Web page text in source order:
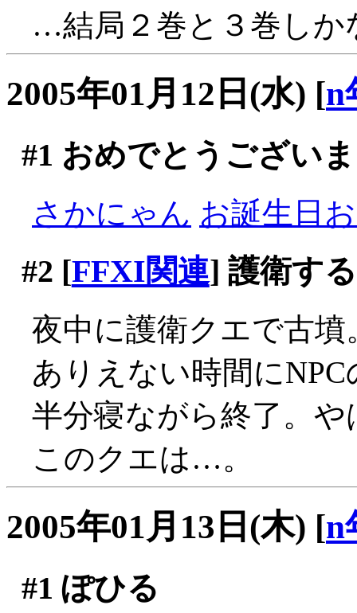
…結局２巻と３巻しか
2005年01月12日(水) [n
#1 おめでとうござい
さかにゃん お誕生日
#2 [FFXI関連] 護衛す
夜中に護衛クエで古墳
ありえない時間に
半分寝ながら終了。
このクエは…。
2005年01月13日(木) [n
#1 ぽひる